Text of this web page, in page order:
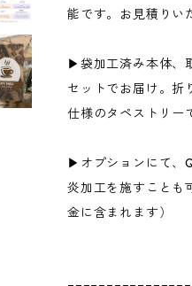
能です。お見積りい
▶袋加工済み本体、
セットでお届け。折
仕様のタペストリー
▶オプションにて、
炎加工を施すことも
金に含まれます）